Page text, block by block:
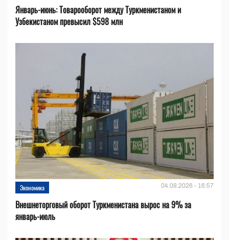
Январь-июнь: Товарооборот между Туркменистаном и
Узбекистаном превысил $598 млн
Экономика 04.08.2026 - 16:57
Внешнеторговый оборот Туркменистана вырос на 9% за
январь-июль